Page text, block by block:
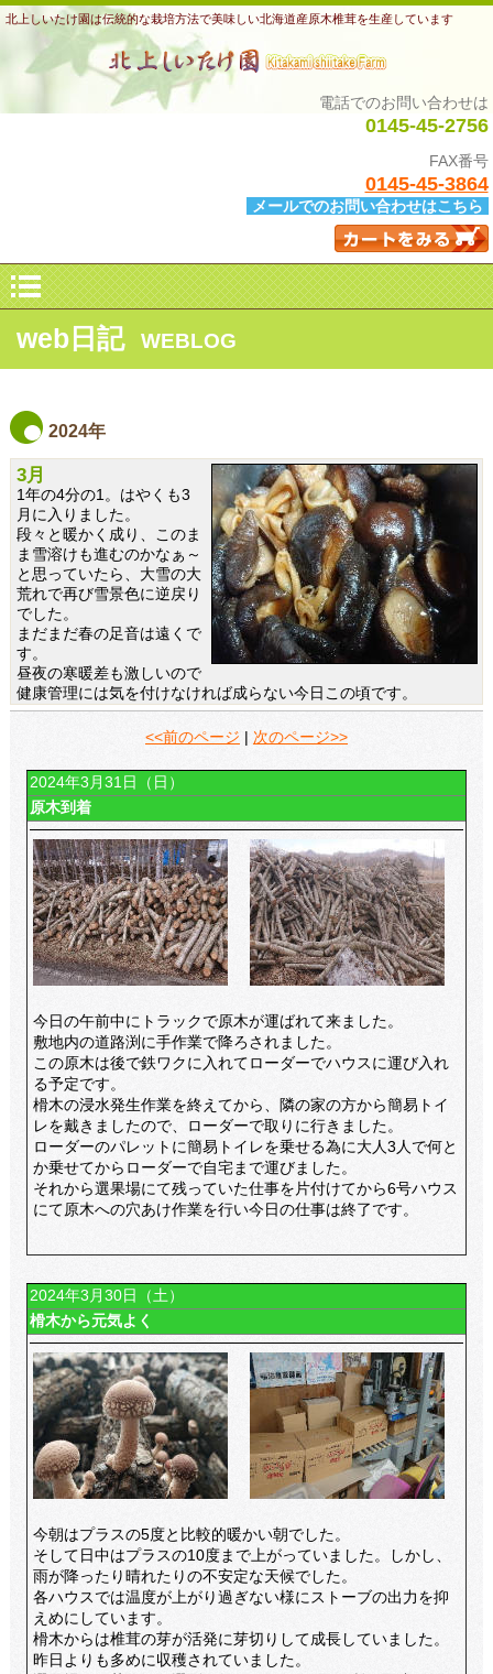
北上しいたけ園は伝統的な栽培方法で美味しい北海道産原木椎茸を生産しています
電話でのお問い合わせは
0145-45-2756
FAX番号
0145-45-3864
メールでのお問い合わせはこちら
web日記 WEBLOG
2024年
3月
1年の4分の1。はやくも3
月に入りました。
段々と暖かく成り、このま
ま雪溶けも進むのかなぁ～
と思っていたら、大雪の大
荒れで再び雪景色に逆戻り
でした。
まだまだ春の足音は遠くで
す。
昼夜の寒暖差も激しいので
健康管理には気を付けなければ成らない今日この頃です。
<<前のページ 次のページ>>
2024年3月31日（日）
原木到着
今日の午前中にトラックで原木が運ばれて来ました。
敷地内の道路渕に手作業で降ろされました。
この原木は後で鉄ワクに入れてローダーでハウスに運び入れ
る予定です。
榾木の浸水発生作業を終えてから、隣の家の方から簡易トイ
レを戴きましたので、ローダーで取りに行きました。
ローダーのパレットに簡易トイレを乗せる為に大人3人で何と
か乗せてからローダーで自宅まで運びました。
それから選果場にて残っていた仕事を片付けてから6号ハウス
にて原木への穴あけ作業を行い今日の仕事は終了です。
2024年3月30日（土）
榾木から元気よく
今朝はプラスの5度と比較的暖かい朝でした。
そして日中はプラスの10度まで上がっていました。しかし、
雨が降ったり晴れたりの不安定な天候でした。
各ハウスでは温度が上がり過ぎない様にストーブの出力を抑
えめにしています。
榾木からは椎茸の芽が活発に芽切りして成長していました。
昨日よりも多めに収穫されていました。